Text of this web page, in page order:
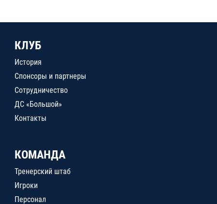
КЛУБ
История
Спонсоры и партнеры
Сотрудничество
ДС «Большой»
Контакты
КОМАНДА
Тренерский штаб
Игроки
Персонал